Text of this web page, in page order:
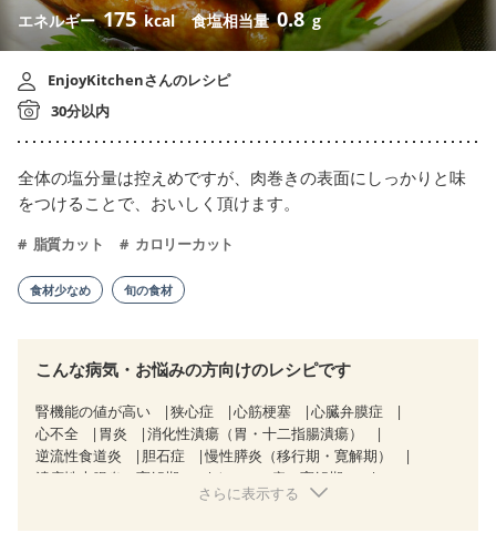
エネルギー175 kcal 食塩相当量0.8 g
EnjoyKitchenさんのレシピ
30分以内
全体の塩分量は控えめですが、肉巻きの表面にしっかりと味
をつけることで、おいしく頂けます。
脂質カット カロリーカット
食材少なめ 旬の食材
こんな病気・お悩みの方向けのレシピです
腎機能の値が高い 狭心症 心筋梗塞
心臓弁膜症
心不全
胃炎
消化性潰瘍（胃・十二指腸潰瘍）
逆流性食道炎
胆石症
慢性膵炎（移行期・寛解期）
潰瘍性大腸炎（寛解期）
クローン病（寛解期）
糖尿病性腎症（第３期）
さらに表示する